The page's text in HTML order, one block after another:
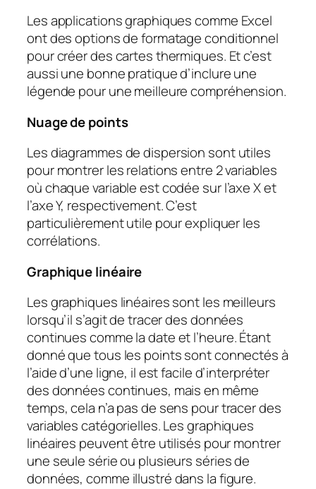
Les applications graphiques comme Excel
ont des options de formatage conditionnel
pour créer des cartes thermiques. Et c’est
aussi une bonne pratique d’inclure une
légende pour une meilleure compréhension.
Nuage de points
Les diagrammes de dispersion sont utiles
pour montrer les relations entre 2 variables
où chaque variable est codée sur l’axe X et
l’axe Y, respectivement. C’est
particulièrement utile pour expliquer les
corrélations.
Graphique linéaire
Les graphiques linéaires sont les meilleurs
lorsqu’il s’agit de tracer des données
continues comme la date et l’heure. Étant
donné que tous les points sont connectés à
l’aide d’une ligne, il est facile d’interpréter
des données continues, mais en même
temps, cela n’a pas de sens pour tracer des
variables catégorielles. Les graphiques
linéaires peuvent être utilisés pour montrer
une seule série ou plusieurs séries de
données, comme illustré dans la figure.